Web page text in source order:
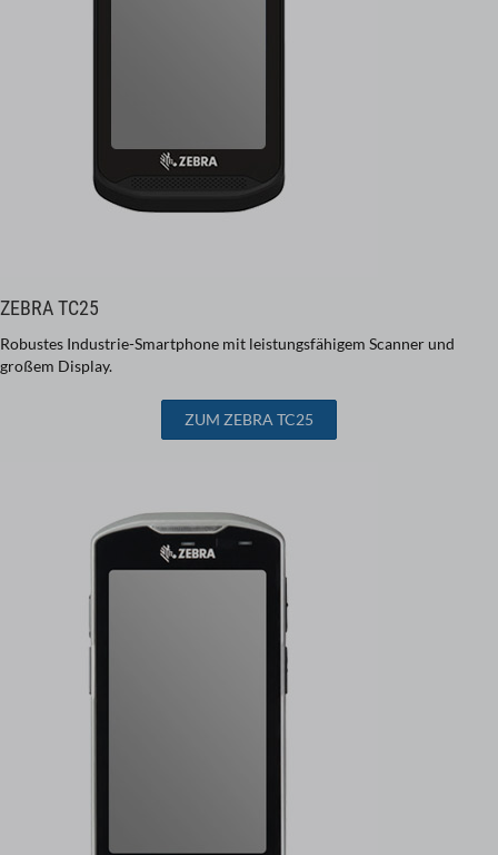
ZEBRA TC25
Robustes Industrie-Smartphone mit leistungsfähigem Scanner und
großem Display.
ZUM ZEBRA TC25